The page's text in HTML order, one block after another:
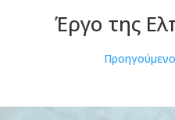
Έργο της
Προηγούμενο